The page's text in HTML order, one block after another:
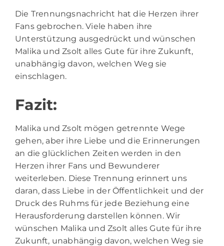
Die Trennungsnachricht hat die Herzen ihrer
Fans gebrochen. Viele haben ihre
Unterstützung ausgedrückt und wünschen
Malika und Zsolt alles Gute für ihre Zukunft,
unabhängig davon, welchen Weg sie
einschlagen.
Fazit:
Malika und Zsolt mögen getrennte Wege
gehen, aber ihre Liebe und die Erinnerungen
an die glücklichen Zeiten werden in den
Herzen ihrer Fans und Bewunderer
weiterleben. Diese Trennung erinnert uns
daran, dass Liebe in der Öffentlichkeit und der
Druck des Ruhms für jede Beziehung eine
Herausforderung darstellen können. Wir
wünschen Malika und Zsolt alles Gute für ihre
Zukunft, unabhängig davon, welchen Weg sie